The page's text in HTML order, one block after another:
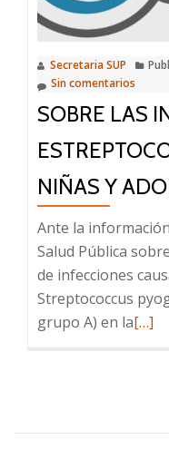
Secretaria SUP
Sin comentarios
SOBRE LAS
NIÑAS Y
Ante la
Salud Pública
de infecciones
Streptococcus
grupo A) en laLeer
[…]